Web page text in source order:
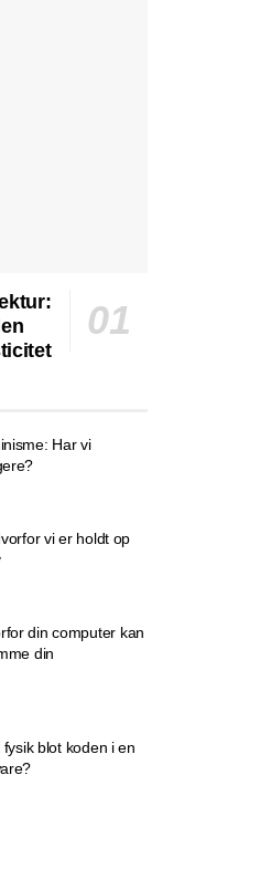
Har vi
vi er holdt op
din computer kan
din
blot koden i en